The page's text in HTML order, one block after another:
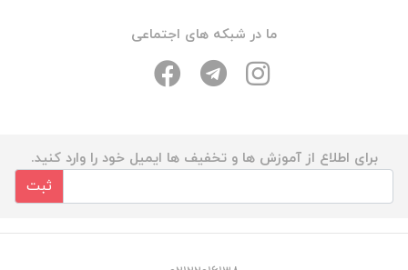
ما در شبکه های اجتماعی
برای اطلاع از آموزش ها و تخفیف ها ایمیل خود را وارد کنید.
ثبت